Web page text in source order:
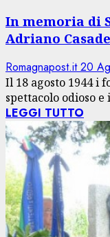
In memoria di
Adriano
Romagnapost.it20
Il 18 agosto 1944 i
spettacolo odioso e
LEGGI TUTTO